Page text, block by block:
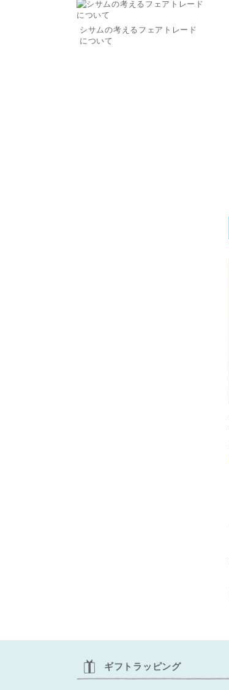
シサムの考えるフェアトレード
について
ギフトラッピング